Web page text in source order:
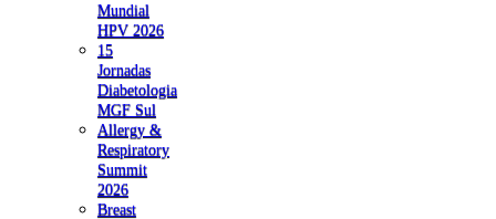
Mundial
HPV 2026
15
Jornadas
Diabetologia
MGF Sul
Allergy &
Respiratory
Summit
2026
Breast